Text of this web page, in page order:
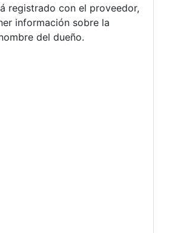
registrado con el proveedor,
información sobre la
del dueño.